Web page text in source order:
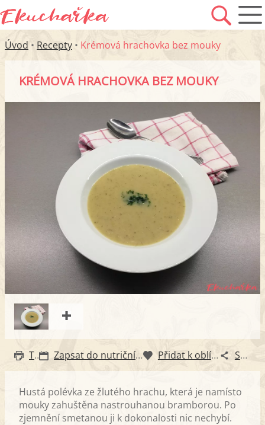
Úvod • Recepty • Krémová hrachovka bez mouky
KRÉMOVÁ HRACHOVKA BEZ MOUKY
Tisk Zapsat do nutričního diáře Přidat k oblíbeným Sdílet
Hustá polévka ze žlutého hrachu, která je namísto
mouky zahuštěna nastrouhanou bramborou. Po
zjemnění smetanou ji k dokonalosti nic nechybí.